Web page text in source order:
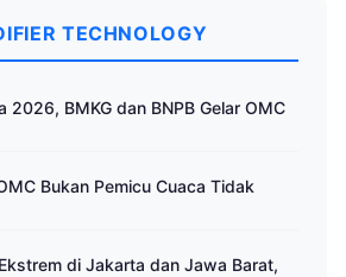
TECHNOLOGY
2026, BMKG dan BNPB Gelar OMC
Bukan Pemicu Cuaca Tidak
di Jakarta dan Jawa Barat,